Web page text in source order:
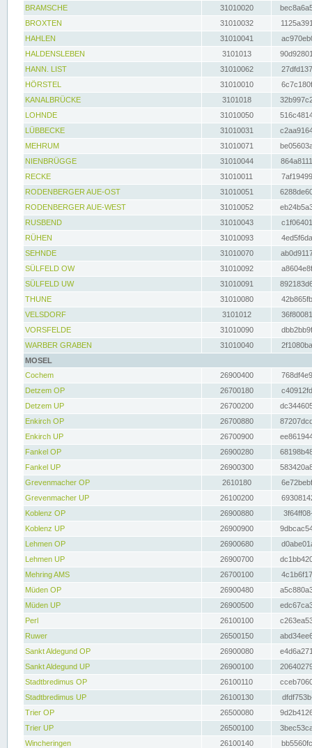
BRAMSCHE
31010020
BROXTEN
31010032
HAHLEN
31010041
HALDENSLEBEN
3101013
HANN. LIST
31010062
HÖRSTEL
31010010
KANALBRÜCKE
3101018
LOHNDE
31010050
LÜBBECKE
31010031
MEHRUM
31010071
NIENBRÜGGE
31010044
RECKE
31010011
RODENBERGER AUE-OST
31010051
RODENBERGER AUE-WEST
31010052
RUSBEND
31010043
RÜHEN
31010093
SEHNDE
31010070
SÜLFELD OW
31010092
SÜLFELD UW
31010091
THUNE
31010080
VELSDORF
3101012
VORSFELDE
31010090
WARBER GRABEN
31010040
MOSEL
Cochem
26900400
Detzem OP
26700180
Detzem UP
26700200
Enkirch OP
26700880
Enkirch UP
26700900
Fankel OP
26900280
Fankel UP
26900300
Grevenmacher OP
2610180
Grevenmacher UP
26100200
Koblenz OP
26900880
Koblenz UP
26900900
Lehmen OP
26900680
Lehmen UP
26900700
Mehring AMS
26700100
Müden OP
26900480
Müden UP
26900500
Perl
26100100
Ruwer
26500150
Sankt Aldegund OP
26900080
Sankt Aldegund UP
26900100
Stadtbredimus OP
26100110
Stadtbredimus UP
26100130
Trier OP
26500080
Trier UP
26500100
Wincheringen
26100140